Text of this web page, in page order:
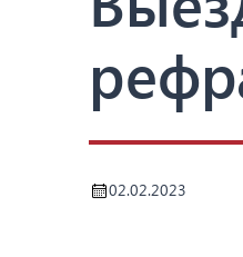
02.02.2023